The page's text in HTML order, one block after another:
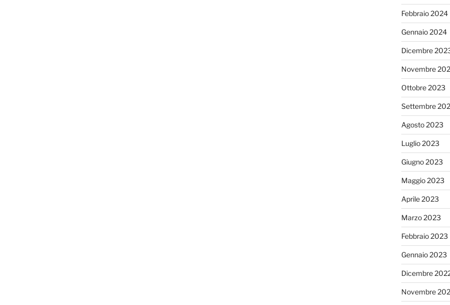
Febbraio 2024
Gennaio 2024
Dicembre
Novembre
Ottobre 2023
Settembre
Agosto 2023
Luglio 2023
Giugno 2023
Maggio 2023
Aprile 2023
Marzo 2023
Febbraio 2023
Gennaio 2023
Dicembre
Novembre